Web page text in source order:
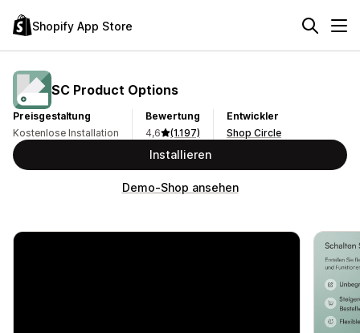
Shopify App Store
SC Product Options
Preisgestaltung
Kostenlose Installation
Bewertung
4,6
(1.197)
Entwickler
Shop Circle
Installieren
Demo-Shop ansehen